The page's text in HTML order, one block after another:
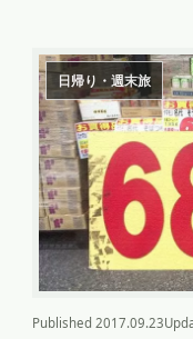
日帰り・週末旅
Published 2017.09.23